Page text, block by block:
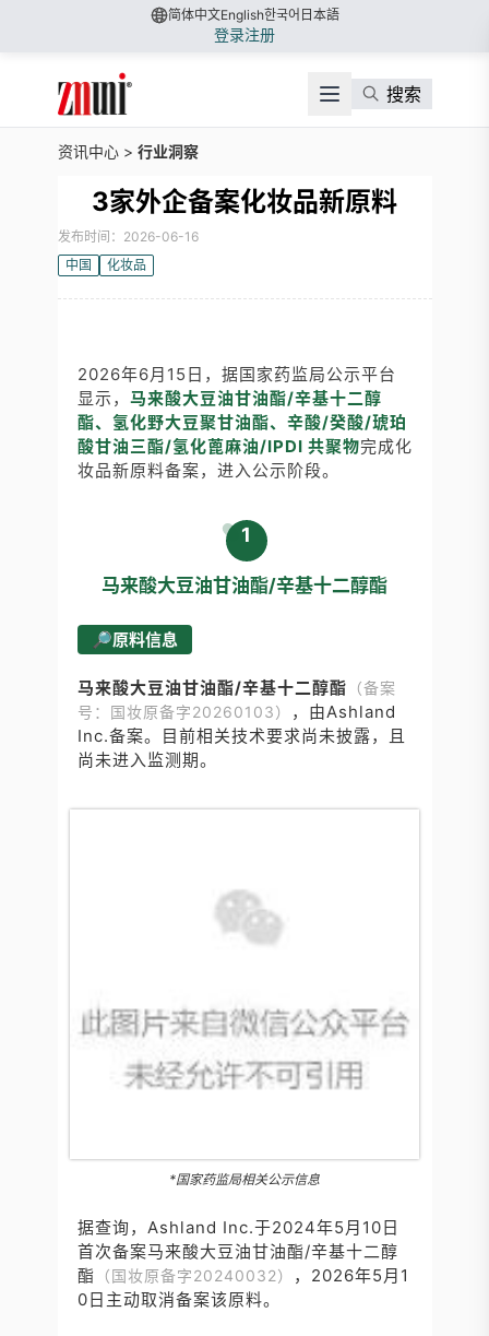
简体中文English한국어 日本語
登录注册
搜索
资讯中心 > 行业洞察
3家外企备案化妆品新原料
发布时间：2026-06-16
中国
化妆品
2026年6月15日，据国家药监局公示平台
显示， 马来酸大豆油甘油酯/辛基十二醇
酯、氢化野大豆聚甘油酯、辛酸/癸酸/琥珀
酸甘油三酯/氢化蓖麻油/IPDI 共聚物完成化
妆品新原料备案，进入公示阶段。
1
马来酸大豆油甘油酯/辛基十二醇酯
🔎原料信息
马来酸大豆油甘油酯/辛基十二醇酯 （备案
号：国妆原备字20260103）
，由Ashland
Inc.备案。目前相关技术要求尚未披露，且
尚未进入监测期。
*国家药监局相关公示信息
据查询，Ashland Inc.于2024年5月10日
首次备案马来酸大豆油甘油酯/辛基十二醇
酯 （国妆原备字20240032）
，2026年5月1
0日主动取消备案该原料。